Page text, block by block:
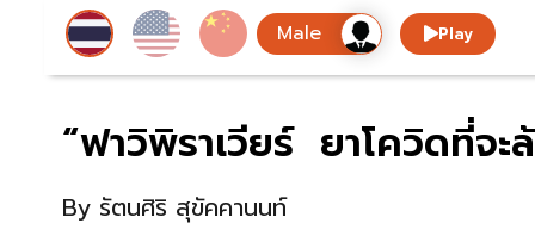
Play
“ฟาวิพิราเวียร์ ยาโควิดที่จะ
By รัตนศิริ สุขัคคานนท์